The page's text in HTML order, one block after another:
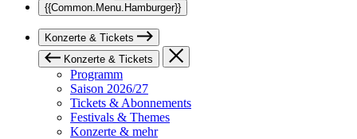
{{Common.Menu.Hamburger}}
Konzerte & Tickets
Konzerte & Tickets
Programm
Saison 2026/27
Tickets & Abonnements
Festivals & Themes
Konzerte & mehr